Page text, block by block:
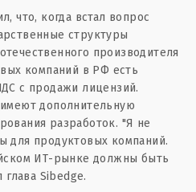
что, когда встал вопрос
структуры
производителя
компаний в РФ есть
с продажи лицензий.
дополнительную
разработок. "Я не
для продуктовых компаний.
ИТ-рынке должны быть
Sibedge.